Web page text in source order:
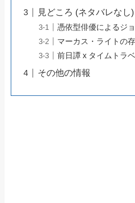
見どころ (ネタバレなし)
憑依型俳優によるジ
マーカス・ライトの
前日譚 x タイムトラ
その他の情報